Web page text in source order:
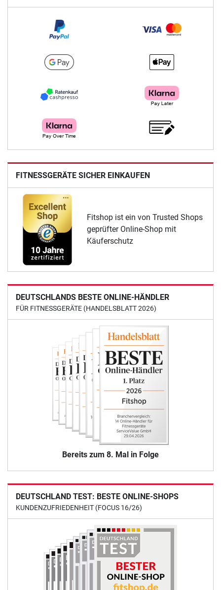
FITNESSGERÄTE SICHER EINKAUFEN
Fitshop ist ein von Trusted Shops
geprüfter Online-Shop mit
Käuferschutz
DEUTSCHLANDS BESTE ONLINE-HÄNDLER
FÜR FITNESSGERÄTE (HANDELSBLATT 2026)
Bereits zum 8. Mal in Folge
DEUTSCHLAND TEST: BESTE ONLINE-SHOPS
KUNDENZUFRIEDENHEIT (FOCUS 16/26)